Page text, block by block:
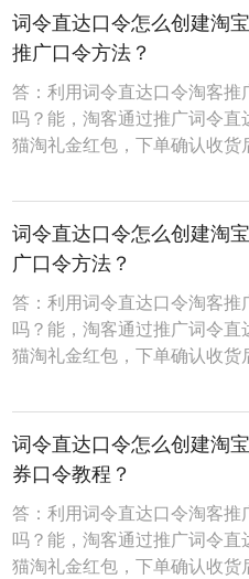
词令直达口令推广更灵活，
束后，在词令直达口令不变
词令直达口令怎么创建淘
推广口令方法？
答：利用词令直达口令淘客
吗？能，淘客通过推广词令
猫淘礼金红包，下单确认收货
的佣金。而词令直达口令具
淘客长期沉淀客户资源实现
词令直达口令推广更灵活，
束后，在词令直达口令不变的
词令直达口令怎么创建淘
广口令方法？
答：利用词令直达口令淘客
吗？能，淘客通过推广词令
猫淘礼金红包，下单确认收货
的佣金。而词令直达口令具
淘客长期沉淀客户资源实现
词令直达口令推广更灵活，
束后，在词令直达口令不变
词令直达口令怎么创建淘
券口令教程？
答：利用词令直达口令淘客
吗？能，淘客通过推广词令
猫淘礼金红包，下单确认收货